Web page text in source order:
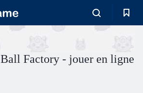
Ball Factory - jouer en ligne